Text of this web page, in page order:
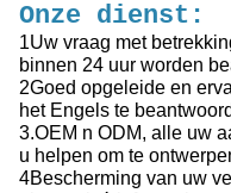
Onze dienst:
1Uw vraag met
binnen 24 uur worden
2Goed opgeleide en
het Engels te
3.OEM n ODM, alle uw
u helpen om te
4Bescherming van uw